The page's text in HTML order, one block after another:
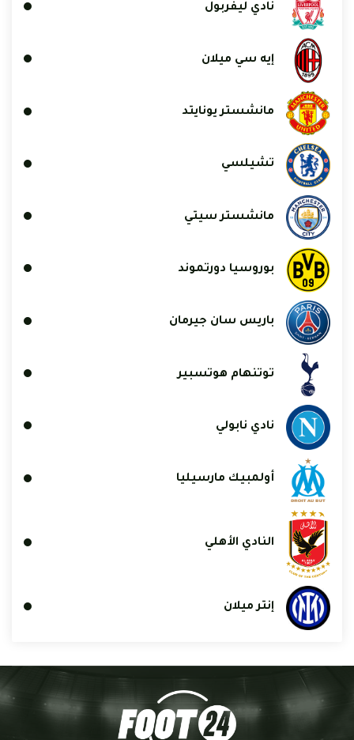
نادي ليفربول
إيه سي ميلان
مانشستر يونايتد
تشيلسي
مانشستر سيتي
بوروسيا دورتموند
باريس سان جيرمان
توتنهام هوتسبير
نادي نابولي
أولمبيك مارسيليا
النادي الأهلي
إنتر ميلان